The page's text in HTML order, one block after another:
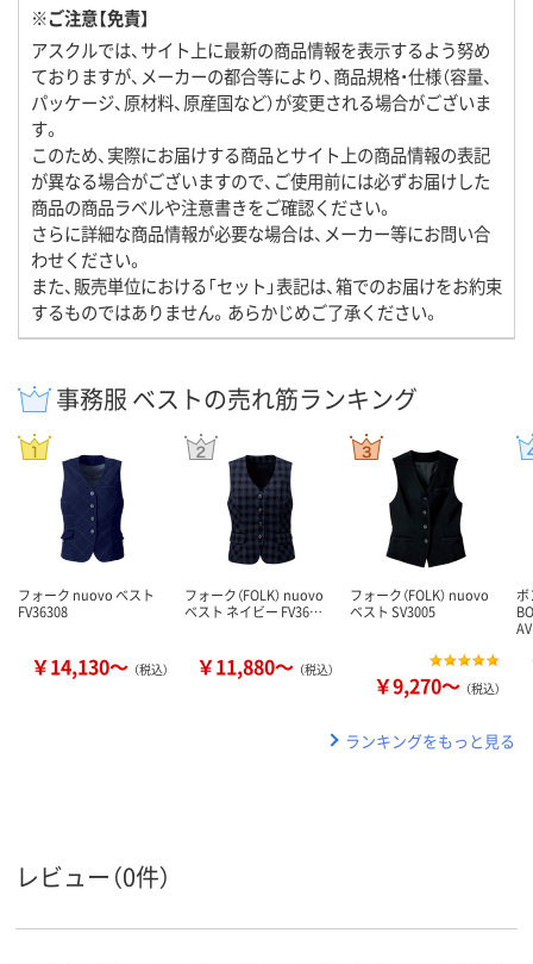
※ご注意【免責】
アスクルでは、サイト上に最新の商品情報を表示するよう努め
ておりますが、メーカーの都合等により、商品規格・仕様（容量、
パッケージ、原材料、原産国など）が変更される場合がございま
す。
このため、実際にお届けする商品とサイト上の商品情報の表記
が異なる場合がございますので、ご使用前には必ずお届けした
商品の商品ラベルや注意書きをご確認ください。
さらに詳細な商品情報が必要な場合は、メーカー等にお問い合
わせください。
また、販売単位における「セット」表記は、箱でのお届けをお約束
するものではありません。あらかじめご了承ください。
事務服 ベストの売れ筋ランキング
フォーク nuovo ベスト
FV36308
￥14,130～ （税込）
フォーク（FOLK） nuovo
ベスト ネイビー FV36…
￥11,880～ （税込）
フォーク（FOLK） nuovo
ベスト SV3005
￥9,270～ （税込）
ボ
ランキングをもっと見る
レビュー（0件）